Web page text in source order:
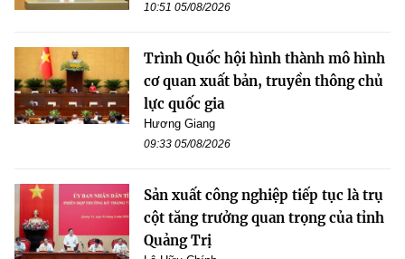
10:51 05/08/2026
Trình Quốc hội hình thành mô hình
cơ quan xuất bản, truyền thông chủ
lực quốc gia
Hương Giang
09:33 05/08/2026
Sản xuất công nghiệp tiếp tục là trụ
cột tăng trưởng quan trọng của tỉnh
Quảng Trị